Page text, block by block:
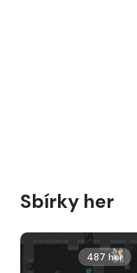
Sbírky her
487 her